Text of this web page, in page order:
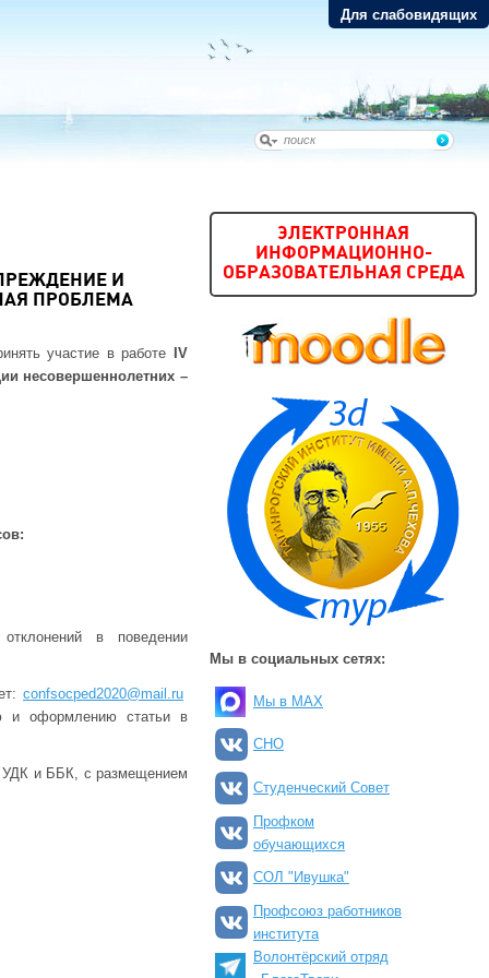
Для слабовидящих
И
ПРОБЛЕМА
участие в работе
IV
несовершеннолетних –
в поведении
confsocped2020@mail.ru
и оформлению статьи в
УДК и ББК, с размещением
ЭЛЕКТРОННАЯ
ИНФОРМАЦИОННО-
ОБРАЗОВАТЕЛЬНАЯ СРЕДА
Мы в социальных сетях:
Мы в MAX
СНО
Студенческий Совет
Профком
обучающихся
СОЛ "Ивушка"
Профсоюз работников
института
Волонтёрский отряд